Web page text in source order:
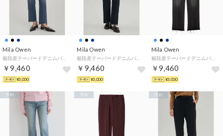
Mila Owen
￥9,460
¥3,000
Mila Owen
￥9,460
¥3,000
Mila Owen
裾段差テーパードデニムパンツ （BLK）
￥9,460
¥3,000
予約 予約 予約